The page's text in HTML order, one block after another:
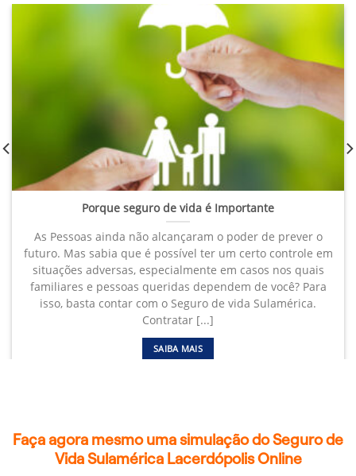
Porque seguro de vida é Importante
As Pessoas ainda não alcançaram o poder de prever o
futuro. Mas sabia que é possível ter um certo controle em
situações adversas, especialmente em casos nos quais
familiares e pessoas queridas dependem de você? Para
isso, basta contar com o Seguro de vida Sulamérica.
Contratar [...]
SAIBA MAIS
Faça agora mesmo uma simulação do Seguro de
Vida Sulamérica Lacerdópolis Online